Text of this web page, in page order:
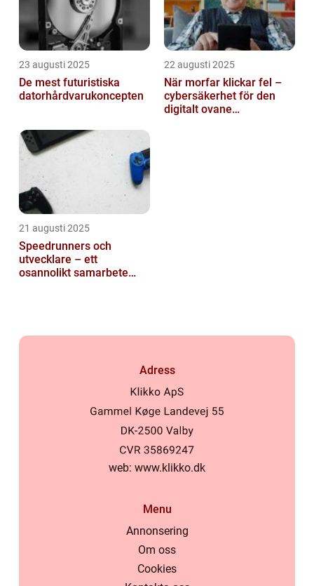
23 augusti 2025
De mest futuristiska
datorhårdvarukoncepten
22 augusti 2025
När morfar klickar fel –
cybersäkerhet för den
digitalt ovane
21 augusti 2025
Speedrunners och
utvecklare – ett
osannolikt samarbete
Adress
web: www.klikko.dk
Menu
Annonsering
Om oss
Cookies